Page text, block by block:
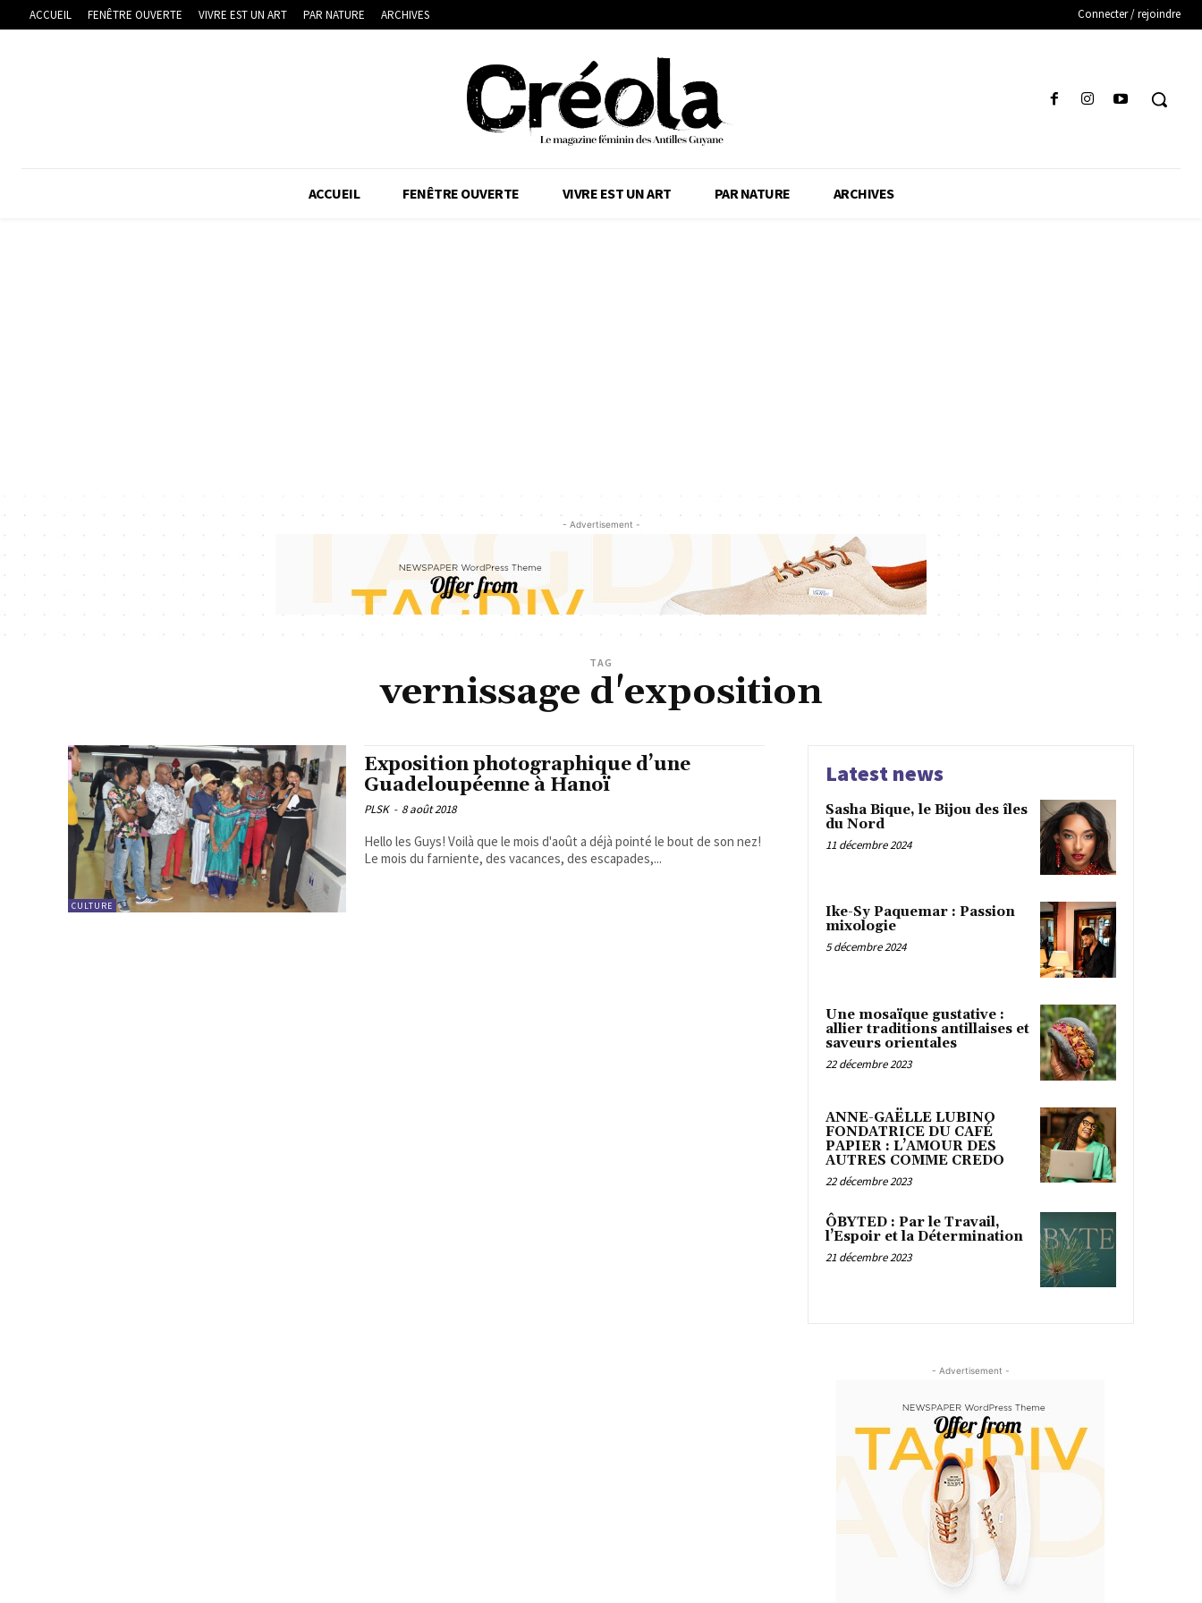
ACCUEIL FENÊTRE OUVERTE VIVRE EST UN ART PAR NATURE ARCHIVES Connecter / rejoindre
ACCUEIL FENÊTRE OUVERTE VIVRE EST UN ART PAR NATURE ARCHIVES
- Advertisement -
TAG
vernissage d'exposition
CULTURE
Exposition photographique d’une
Guadeloupéenne à Hanoï
PLSK - 8 août 2018
Hello les Guys! Voilà que le mois d'août a déjà pointé le bout de son nez!
Le mois du farniente, des vacances, des escapades,...
Latest news
Sasha Bique, le Bijou des îles
du Nord
11 décembre 2024
Ike-Sy Paquemar : Passion
mixologie
5 décembre 2024
Une mosaïque gustative :
allier traditions antillaises et
saveurs orientales
22 décembre 2023
ANNE-GAËLLE LUBINO
FONDATRICE DU CAFÉ
PAPIER : L’AMOUR DES
AUTRES COMME CREDO
22 décembre 2023
ÔBYTED : Par le Travail,
l’Espoir et la Détermination
21 décembre 2023
- Advertisement -